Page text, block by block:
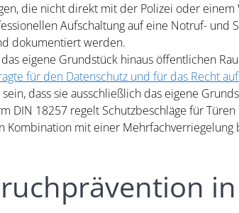
die nicht direkt mit der Polizei oder
Aufschaltung auf eine Notruf- und
dokumentiert werden.
eigene Grundstück hinaus öffentlichen
für den Datenschutz und für das Recht
dass sie ausschließlich das eigene
DIN 18257 regelt Schutzbeschläge für
Kombination mit einer